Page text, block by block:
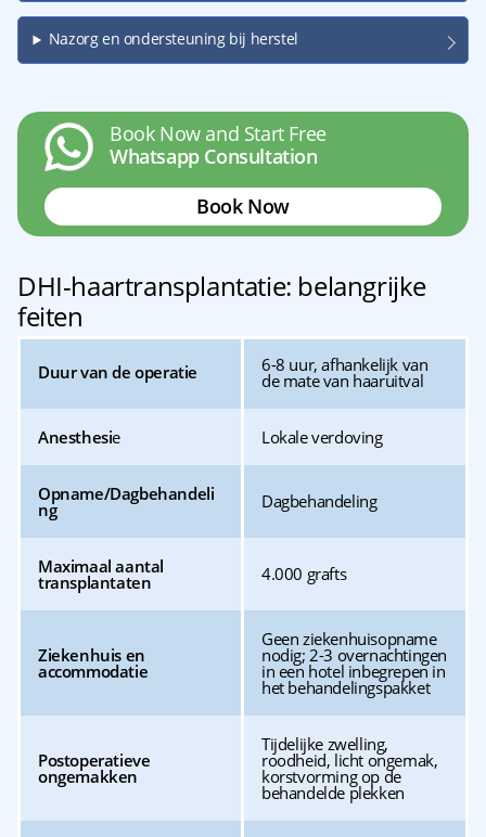
Nazorg en ondersteuning bij herstel
Book Now and Start Free
Whatsapp Consultation
Book Now
DHI-haartransplantatie: belangrijke
feiten
Duur van de operatie 6-8 uur, afhankelijk van
de mate van haaruitval
Anesthesie Lokale verdoving
Opname/Dagbehandeli
ng Dagbehandeling
Maximaal aantal
transplantaten 4.000 grafts
Ziekenhuis en
accommodatie
Geen ziekenhuisopname
nodig; 2-3 overnachtingen
in een hotel inbegrepen in
het behandelingspakket
Postoperatieve
ongemakken
Tijdelijke zwelling,
roodheid, licht ongemak,
korstvorming op de
behandelde plekken